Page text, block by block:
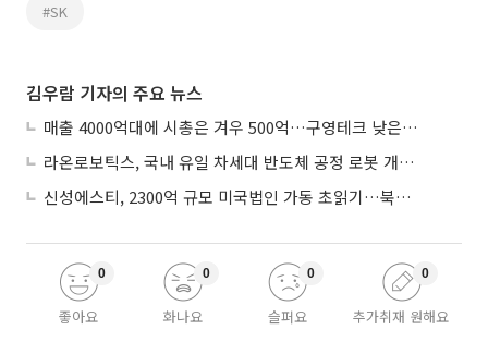
#SK
김우람 기자의 주요 뉴스
매출 4000억대에 시총은 겨우 500억…구영테크 낮은 몸값에 저가 승계 마무리
라온로보틱스, 국내 유일 차세대 반도체 공정 로봇 개발 ‘고객사 테스트 진행’
신성에스티, 2300억 규모 미국법인 가동 초읽기…북미 ESS 공략 본격화
좋아요
0
화나요
0
슬퍼요
0
추가취재 원해요
0